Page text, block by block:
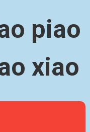
piao
xiao